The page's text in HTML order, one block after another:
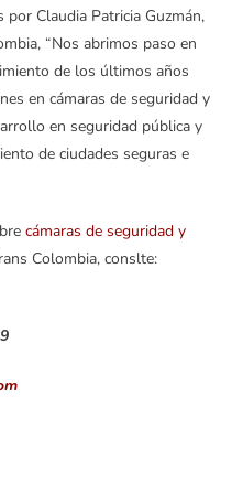
por Claudia Patricia Guzmán,
“Nos abrimos paso en
de los últimos años
en cámaras de seguridad y
en seguridad pública y
de ciudades seguras e
cámaras de seguridad y
Colombia, conslte: